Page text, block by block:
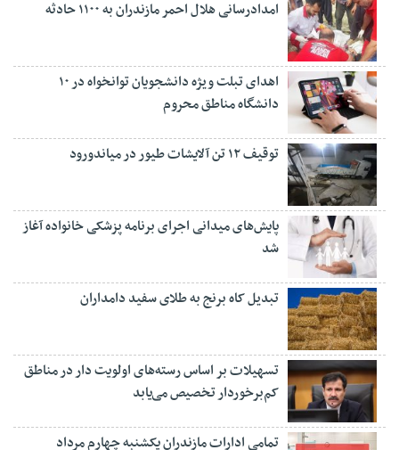
امدادرسانی هلال احمر مازندران به ۱۱۰۰ حادثه
اهدای تبلت ویژه دانشجویان توانخواه در ۱۰
دانشگاه مناطق محروم
توقیف ۱۲ تن آلایشات طیور در میاندورود
پایش‌های میدانی اجرای برنامه پزشکی خانواده آغاز
شد
تبدیل کاه برنج به طلای سفید دامداران
تسهیلات بر اساس رسته‌های اولویت دار در مناطق
کم‌برخوردار تخصیص می‌یابد
تمامی ادارات مازندران یکشنبه چهارم مرداد